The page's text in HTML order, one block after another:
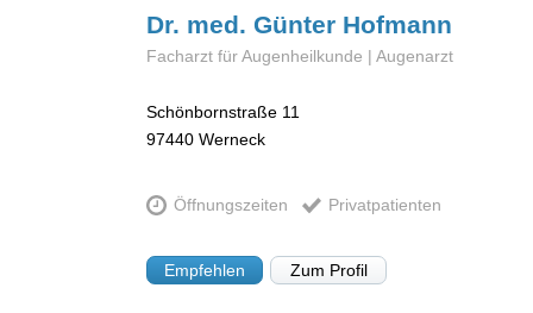
Dr. med. Günter Hofmann
Facharzt für Augenheilkunde | Augenarzt
Schönbornstraße 11
97440 Werneck
Öffnungszeiten Privatpatienten
Empfehlen Zum Profil